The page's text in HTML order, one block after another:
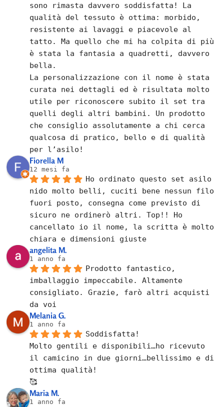
sono rimasta davvero soddisfatta! La
qualità del tessuto è ottima: morbido,
resistente ai lavaggi e piacevole al
tatto. Ma quello che mi ha colpita di più
è stata la fantasia a quadretti, davvero
bella.
La personalizzazione con il nome è stata
curata nei dettagli ed è risultata molto
utile per riconoscere subito il set tra
quelli degli altri bambini. Un prodotto
che consiglio assolutamente a chi cerca
qualcosa di pratico, bello e di qualità
per l’asilo!
Fiorella M
12 mesi fa
Ho ordinato questo set asilo
nido molto belli, cuciti bene nessun filo
fuori posto, consegna come previsto di
sicuro ne ordinerò altri. Top!! Ho
cancellato io il nome, la scritta è molto
chiara e dimensioni giuste
angelita M.
1 anno fa
Prodotto fantastico,
imballaggio impeccabile. Altamente
consigliato. Grazie, farò altri acquisti
da voi
Melania G.
1 anno fa
Soddisfatta!
Molto gentili e disponibili…ho ricevuto
il camicino in due giorni…bellissimo e di
ottima qualità!
🥰
Maria M.
1 anno fa